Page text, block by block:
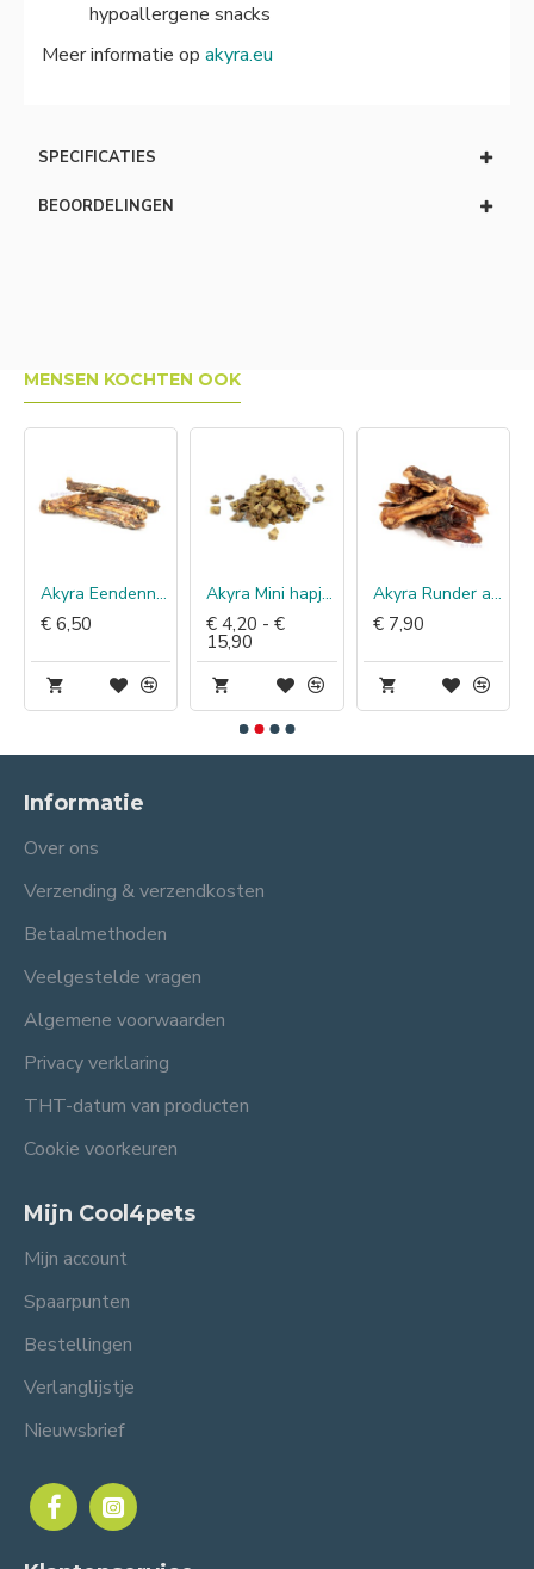
hypoallergene snacks
Meer informatie op akyra.eu
SPECIFICATIES
BEOORDELINGEN
MENSEN KOCHTEN OOK
Akyra Eendennekken
€ 6,50
Akyra Mini hapjes lam
€ 4,20 - €
15,90
Akyra Runder achillespees
€ 7,90
Informatie
Over ons
Verzending & verzendkosten
Betaalmethoden
Veelgestelde vragen
Algemene voorwaarden
Privacy verklaring
THT-datum van producten
Cookie voorkeuren
Mijn Cool4pets
Mijn account
Spaarpunten
Bestellingen
Verlanglijstje
Nieuwsbrief